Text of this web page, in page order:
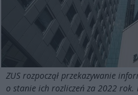
ZUS rozpoczął przekazywanie
o stanie ich rozliczeń za 2022 rok.